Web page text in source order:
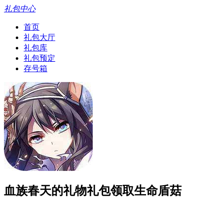
礼包中心
首页
礼包大厅
礼包库
礼包预定
存号箱
血族春天的礼物礼包领取生命盾菇